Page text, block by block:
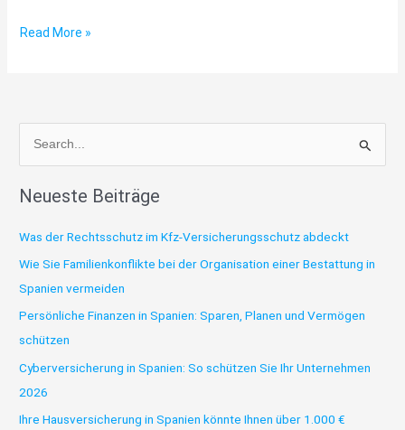
Read More »
c
e
n
n
a
c
h
:
Neueste Beiträge
Was der Rechtsschutz im Kfz-Versicherungsschutz abdeckt
Wie Sie Familienkonflikte bei der Organisation einer Bestattung in
Spanien vermeiden
Persönliche Finanzen in Spanien: Sparen, Planen und Vermögen
schützen
Cyberversicherung in Spanien: So schützen Sie Ihr Unternehmen
2026
Ihre Hausversicherung in Spanien könnte Ihnen über 1.000 €